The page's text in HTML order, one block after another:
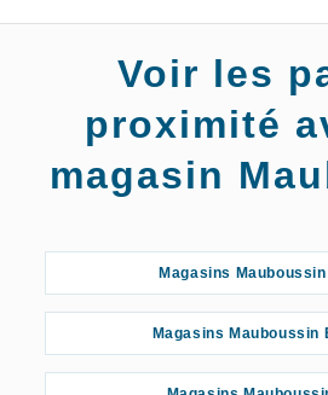
Voir les
proximité
magasin
Magasins
Magasins Mauboussin